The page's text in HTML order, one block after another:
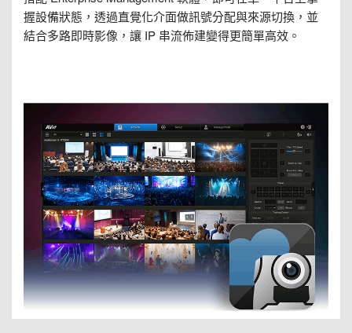
握設備狀態，透過直覺化介面做訊號分配與來源切換，並
結合多路即時影像，讓 IP 串流佈建變得更簡單高效。